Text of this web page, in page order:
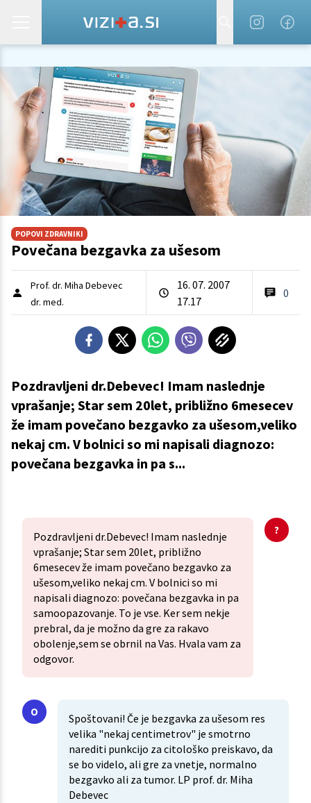
POPOVI ZDRAVNIKI
Povečana bezgavka za ušesom
Prof. dr. Miha Debevec
dr. med.
16. 07. 2007
17.17
0
Pozdravljeni dr.Debevec! Imam naslednje
vprašanje; Star sem 20let, približno 6mesecev
že imam povečano bezgavko za ušesom,veliko
nekaj cm. V bolnici so mi napisali diagnozo:
povečana bezgavka in pa s...
Pozdravljeni dr.Debevec! Imam naslednje
vprašanje; Star sem 20let, približno
6mesecev že imam povečano bezgavko za
ušesom,veliko nekaj cm. V bolnici so mi
napisali diagnozo: povečana bezgavka in pa
samoopazovanje. To je vse. Ker sem nekje
prebral, da je možno da gre za rakavo
obolenje,sem se obrnil na Vas. Hvala vam za
odgovor.
Spoštovani! Če je bezgavka za ušesom res
velika "nekaj centimetrov" je smotrno
narediti punkcijo za citološko preiskavo, da
se bo videlo, ali gre za vnetje, normalno
bezgavko ali za tumor. LP prof. dr. Miha
Debevec